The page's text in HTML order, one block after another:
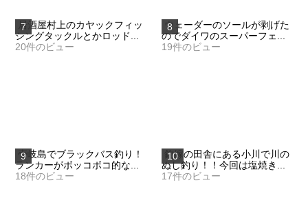
居酒屋村上のカヤックフィッ
シングタックルとかロッド...
20件のビュー
ウェーダーのソールが剥げた
のでダイワのスーパーフェ...
19件のビュー
壱岐島でブラックバス釣り！
ランカーがボッコボコ的な...
18件のビュー
釣嫁の田舎にある小川で川の
ぬし釣り！！今回は塩焼き...
17件のビュー